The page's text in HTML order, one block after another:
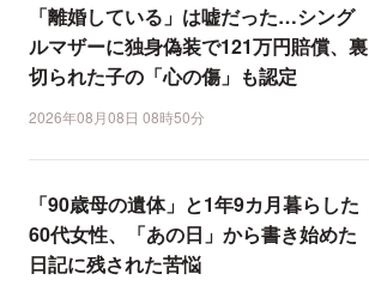
「離婚している」は嘘だった…シング
ルマザーに独身偽装で121万円賠償、裏
切られた子の「心の傷」も認定
2026年08月08日 08時50分
「90歳母の遺体」と1年9カ月暮らした
60代女性、「あの日」から書き始めた
日記に残された苦悩